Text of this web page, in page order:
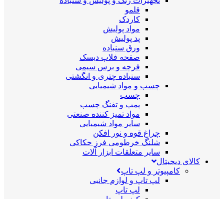
قلمو
کاردک
مواد پولیش
پد پولیش
ورق سنباده
صفحه فلاپ دیسک
فرچه و برس سیمی
سنباده چتری و انگشتی
چسب و مواد شیمیایی
چسب
پمپ و تفنگ چسب
مواد تمیز کننده صنعتی
سایر مواد شیمیایی
چراغ قوه و نور افکن
شلنگ خرطومی فرز حکاکی
سایر متعلقات ابزار آلات
کالای دیجیتال
کامپیوتر و لپ تاپ
لپ تاپ و لوازم جانبی
لپ تاپ